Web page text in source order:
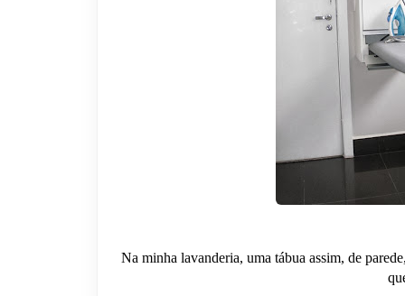
Na minha lavanderia, uma tábua assim, de